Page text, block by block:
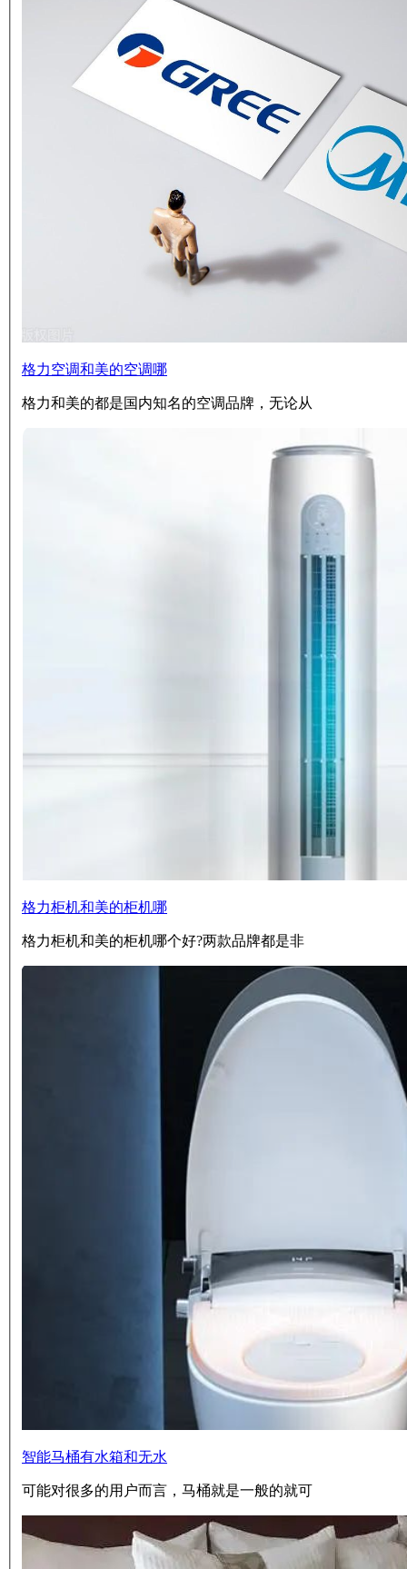
格力空调和美的空调哪
格力和美的都是国内知名的空调品牌，无论从
格力柜机和美的柜机哪
格力柜机和美的柜机哪个好?两款品牌都是非
智能马桶有水箱和无水
可能对很多的用户而言，马桶就是一般的就可